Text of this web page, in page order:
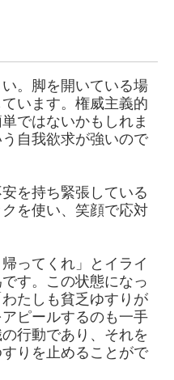
。脚を開いている場
います。権威主義的
ではないかもしれま
自我欲求が強いので
を持ち緊張している
を使い、笑顔で応対
ってくれ」とイライ
す。この状態になっ
たしも貧乏ゆすりが
ピールするのも一手
行動であり、それを
りを止めることがで